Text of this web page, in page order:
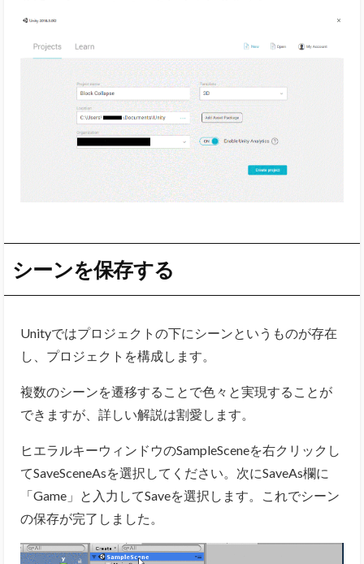
シーンを保存する
Unityではプロジェクトの下にシーンというものが存在
し、プロジェクトを構成します。
複数のシーンを遷移することで色々と実現することが
できますが、詳しい解説は割愛します。
ヒエラルキーウィンドウのSampleSceneを右クリックし
てSaveSceneAsを選択してください。次にSaveAs欄に
「Game」と入力してSaveを選択します。これでシーン
の保存が完了しました。